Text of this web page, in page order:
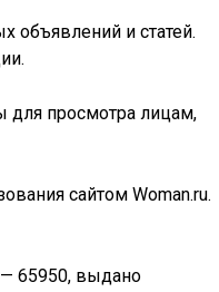
объявлений и статей.
просмотра лицам,
сайтом Woman.ru.
65950, выдано